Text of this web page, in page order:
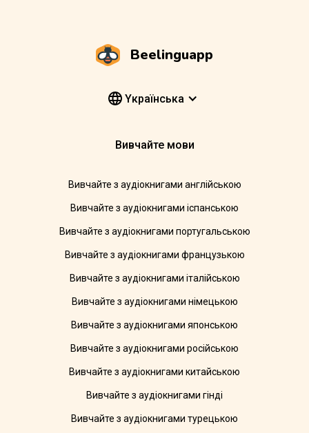
Beelinguapp
Yкраїнська
Вивчайте мови
Вивчайте з аудіокнигами англійською
Вивчайте з аудіокнигами іспанською
Вивчайте з аудіокнигами португальською
Вивчайте з аудіокнигами французькою
Вивчайте з аудіокнигами італійською
Вивчайте з аудіокнигами німецькою
Вивчайте з аудіокнигами японською
Вивчайте з аудіокнигами російською
Вивчайте з аудіокнигами китайською
Вивчайте з аудіокнигами гінді
Вивчайте з аудіокнигами турецькою